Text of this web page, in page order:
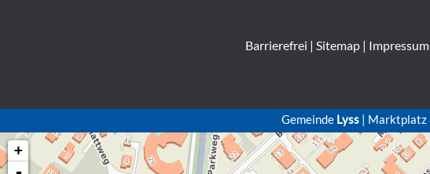
Barrierefrei | Sitemap| Impressum
Gemeinde Lyss | Marktplatz